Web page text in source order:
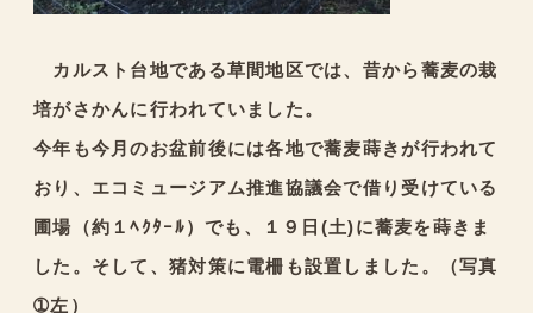
カルスト台地である草間地区では、昔から蕎麦の栽
培がさかんに行われていました。
今年も今月のお盆前後には各地で蕎麦蒔きが行われて
おり、エコミュージアム推進協議会で借り受けている
圃場（約１ﾍｸﾀｰﾙ）でも、１９日(土)に蕎麦を蒔きま
した。そして、猪対策に電柵も設置しました。（写真
➀左）